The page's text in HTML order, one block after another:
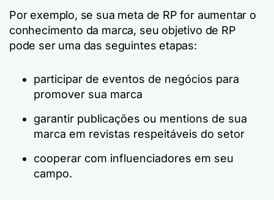
Por exemplo, se sua meta de RP for aumentar o
conhecimento da marca, seu objetivo de RP
pode ser uma das seguintes etapas:
participar de eventos de negócios para
promover sua marca
garantir publicações ou mentions de sua
marca em revistas respeitáveis do setor
cooperar com influenciadores em seu
campo.